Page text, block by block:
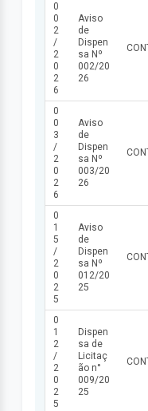
0
0
2
/
2
0
2
6
Aviso
de
Dispen
sa Nº
002/20
26
0
0
3
/
2
0
2
6
Aviso
de
Dispen
sa Nº
003/20
26
0
1
5
/
2
0
2
5
Aviso
de
Dispen
sa Nº
012/20
25
0
1
2
/
2
0
2
5
Dispen
sa de
Licitaç
ão n°
009/20
25